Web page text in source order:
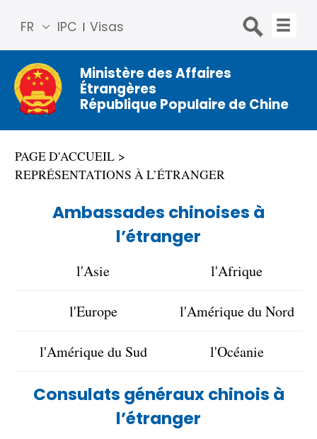
IPC Visas
FR
简体
中文
Engli
sh
Русс
Espa
ñol
Ministère des Affaires
Étrangères
République Populaire de Chine
PAGE D'ACCUEIL
REPRÉSENTATIONS À L’ÉTRANGER
Ambassades chinoises à
l’étranger
l'Asie l'Afrique
l'Europe l'Amérique du Nord
l'Amérique du Sud l'Océanie
Consulats généraux chinois à
l’étranger